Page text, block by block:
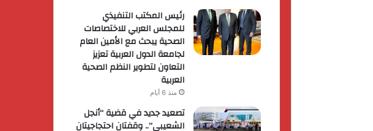
رئيس المكتب التنفيذي
للمجلس العربي للاختصاصات
الصحية يبحث مع الأمين العام
لجامعة الدول العربية تعزيز
التعاون لتطوير النظم الصحية
العربية
منذ 6 أيام
تصعيد جديد في قضية “أنجل
الشعيبي”.. وقفتان احتجاجيتان